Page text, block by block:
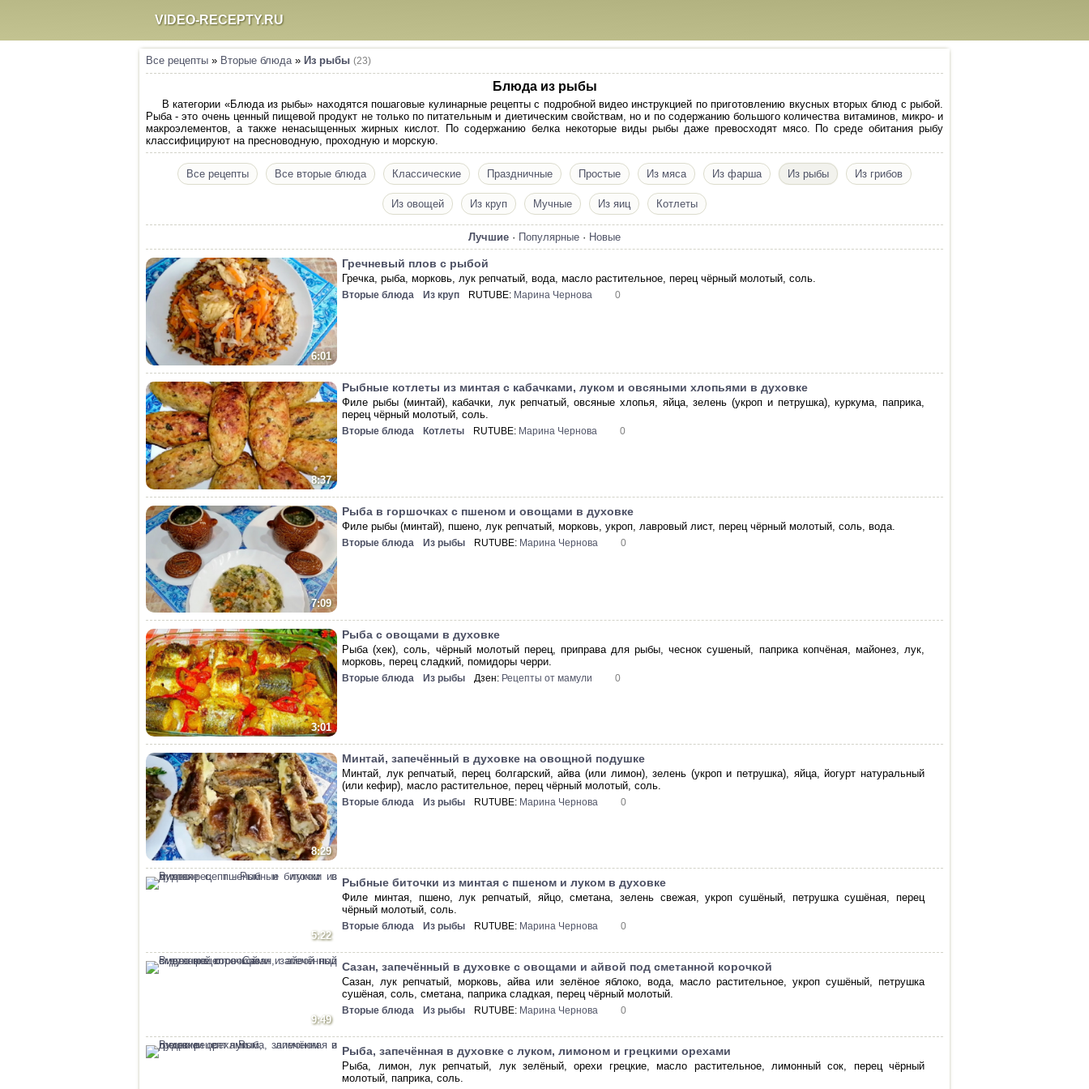
VIDEO-RECEPTY.RU
Все рецепты » Вторые блюда» Из рыбы (23)
Блюда из рыбы
В категории «Блюда из рыбы» находятся пошаговые кулинарные рецепты с подробной видео инструкцией по приготовлению вкусных вторых блюд с рыбой.
Рыба - это очень ценный пищевой продукт не только по питательным и диетическим свойствам, но и по содержанию большого количества витаминов, микро- и
макроэлементов, а также ненасыщенных жирных кислот. По содержанию белка некоторые виды рыбы даже превосходят мясо. По среде обитания рыбу
классифицируют на пресноводную, проходную и морскую.
Все рецепты Все вторые блюда Классические Праздничные Простые Из мяса Из фарша Из рыбы Из грибов
Из овощей Из круп Мучные Из яиц Котлеты
Лучшие · Популярные · Новые
6:01
Гречневый плов с рыбой
Гречка, рыба, морковь, лук репчатый, вода, масло растительное, перец чёрный молотый, соль.
Вторые блюда Из круп RUTUBE: Марина Чернова 0
8:37
Рыбные котлеты из минтая с кабачками, луком и овсяными хлопьями в духовке
Филе рыбы (минтай), кабачки, лук репчатый, овсяные хлопья, яйца, зелень (укроп и петрушка), куркума, паприка,
перец чёрный молотый, соль.
Вторые блюда Котлеты RUTUBE: Марина Чернова 0
7:09
Рыба в горшочках с пшеном и овощами в духовке
Филе рыбы (минтай), пшено, лук репчатый, морковь, укроп, лавровый лист, перец чёрный молотый, соль, вода.
Вторые блюда Из рыбы RUTUBE: Марина Чернова 0
3:01
Рыба с овощами в духовке
Рыба (хек), соль, чёрный молотый перец, приправа для рыбы, чеснок сушеный, паприка копчёная, майонез, лук,
морковь, перец сладкий, помидоры черри.
Вторые блюда Из рыбы Дзен: Рецепты от мамули 0
8:29
Минтай, запечённый в духовке на овощной подушке
Минтай, лук репчатый, перец болгарский, айва (или лимон), зелень (укроп и петрушка), яйца, йогурт натуральный
(или кефир), масло растительное, перец чёрный молотый, соль.
Вторые блюда Из рыбы RUTUBE: Марина Чернова 0
5:22
Рыбные биточки из минтая с пшеном и луком в духовке
Филе минтая, пшено, лук репчатый, яйцо, сметана, зелень свежая, укроп сушёный, петрушка сушёная, перец
чёрный молотый, соль.
Вторые блюда Из рыбы RUTUBE: Марина Чернова 0
9:49
Сазан, запечённый в духовке с овощами и айвой под сметанной корочкой
Сазан, лук репчатый, морковь, айва или зелёное яблоко, вода, масло растительное, укроп сушёный, петрушка
сушёная, соль, сметана, паприка сладкая, перец чёрный молотый.
Вторые блюда Из рыбы RUTUBE: Марина Чернова 0
Рыба, запечённая в духовке с луком, лимоном и грецкими орехами
Рыба, лимон, лук репчатый, лук зелёный, орехи грецкие, масло растительное, лимонный сок, перец чёрный
молотый, паприка, соль.